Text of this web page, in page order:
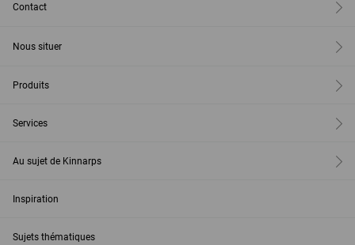
Contact
Nous situer
Produits
Services
Au sujet de Kinnarps
Inspiration
Sujets thématiques